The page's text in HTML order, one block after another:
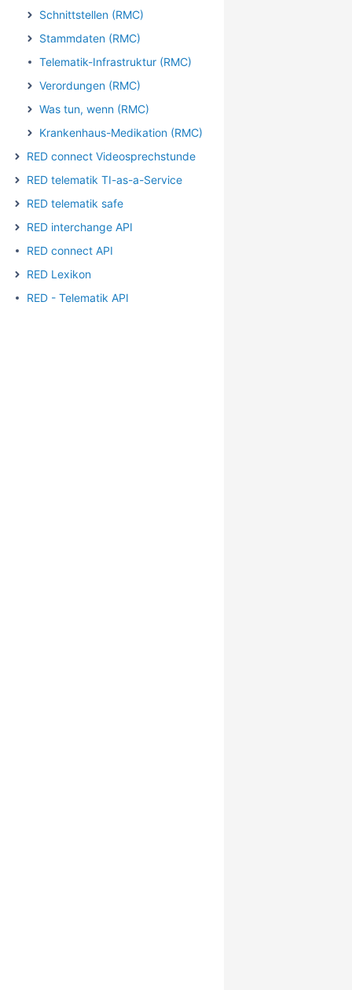
Schnittstellen (RMC)
Stammdaten (RMC)
Telematik-Infrastruktur (RMC)
Verordungen (RMC)
Was tun, wenn (RMC)
Krankenhaus-Medikation (RMC)
RED connect Videosprechstunde
RED telematik TI-as-a-Service
RED telematik safe
RED interchange API
RED connect API
RED Lexikon
RED - Telematik API